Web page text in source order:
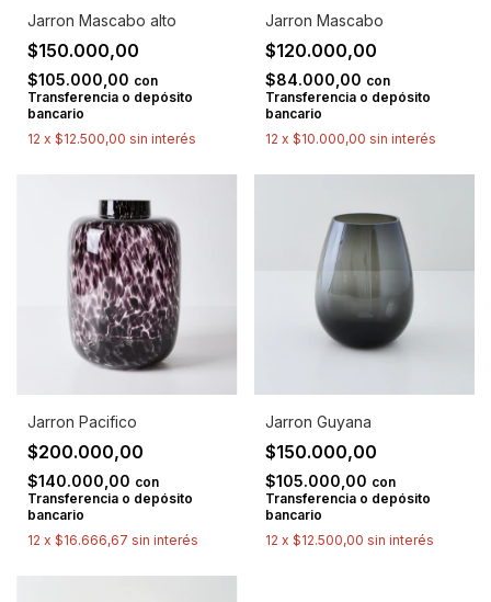
Jarron Mascabo alto
$150.000,00
$105.000,00 con
Transferencia o depósito
bancario
12 x $12.500,00 sin interés
Jarron Mascabo
$120.000,00
$84.000,00 con
Transferencia o depósito
bancario
12 x $10.000,00 sin interés
Jarron Pacifico
$200.000,00
$140.000,00 con
Transferencia o depósito
bancario
12 x $16.666,67 sin interés
Jarron Guyana
$150.000,00
$105.000,00 con
Transferencia o depósito
bancario
12 x $12.500,00 sin interés